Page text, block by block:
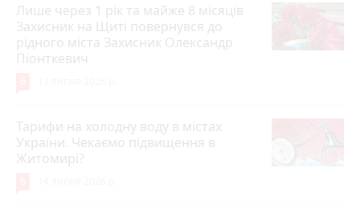
Лише через 1 рік та майже 8 місяців
Захисник на Щиті повернувся до
рідного міста Захисник Олександр
Піонткевич
Тарифи на холодну воду в містах
України. Чекаємо підвищення в
Житомирі?